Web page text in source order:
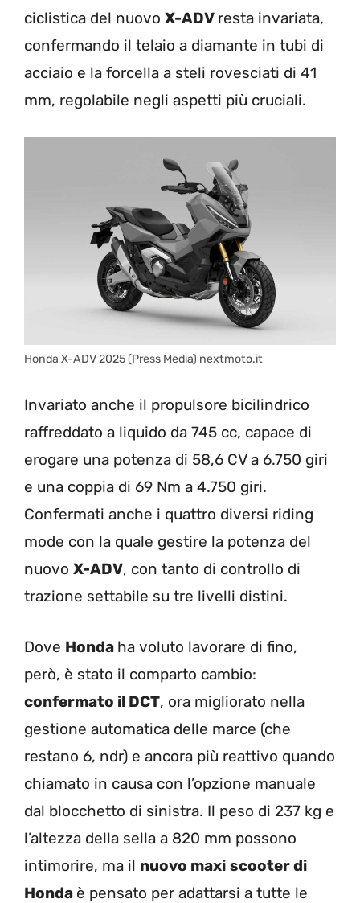
ciclistica del nuovo X-ADV resta invariata,
confermando il telaio a diamante in tubi di
acciaio e la forcella a steli rovesciati di 41
mm, regolabile negli aspetti più cruciali.
Honda X-ADV 2025 (Press Media) nextmoto.it
Invariato anche il propulsore bicilindrico
raffreddato a liquido da 745 cc, capace di
erogare una potenza di 58,6 CV a 6.750 giri
e una coppia di 69 Nm a 4.750 giri.
Confermati anche i quattro diversi riding
mode con la quale gestire la potenza del
nuovo X-ADV, con tanto di controllo di
trazione settabile su tre livelli distini.
Dove Honda ha voluto lavorare di fino,
però, è stato il comparto cambio:
confermato il DCT, ora migliorato nella
gestione automatica delle marce (che
restano 6, ndr) e ancora più reattivo quando
chiamato in causa con l’opzione manuale
dal blocchetto di sinistra. Il peso di 237 kg e
l’altezza della sella a 820 mm possono
intimorire, ma il nuovo maxi scooter di
Honda è pensato per adattarsi a tutte le